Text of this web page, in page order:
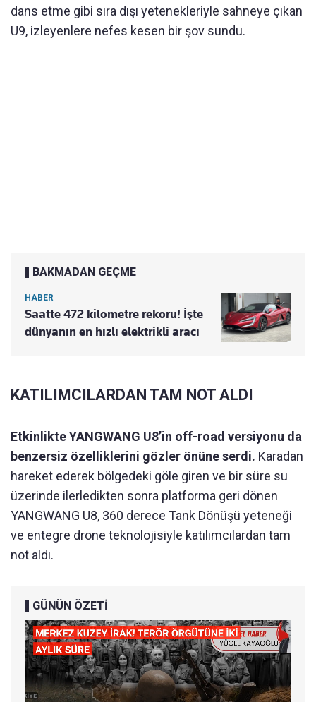
dans etme gibi sıra dışı yetenekleriyle sahneye çıkan
U9, izleyenlere nefes kesen bir şov sundu.
BAKMADAN GEÇME
HABER
Saatte 472 kilometre rekoru! İşte
dünyanın en hızlı elektrikli aracı
KATILIMCILARDAN TAM NOT ALDI
Etkinlikte YANGWANG U8’in off-road versiyonu da
benzersiz özelliklerini gözler önüne serdi. Karadan
hareket ederek bölgedeki göle giren ve bir süre su
üzerinde ilerledikten sonra platforma geri dönen
YANGWANG U8, 360 derece Tank Dönüşü yeteneği
ve entegre drone teknolojisiyle katılımcılardan tam
not aldı.
GÜNÜN ÖZETİ